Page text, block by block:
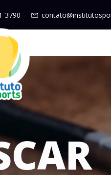
3790